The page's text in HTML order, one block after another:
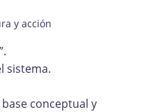
y acción
sistema.
conceptual y